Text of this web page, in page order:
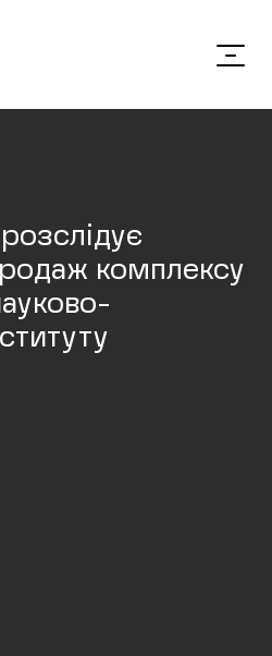
комплексу